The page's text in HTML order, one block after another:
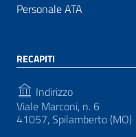
Personale ATA
RECAPITI
Indirizzo
Viale Marconi, n. 6
41057, Spilamberto (MO)